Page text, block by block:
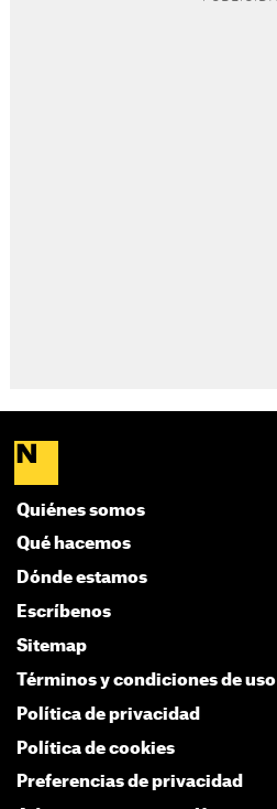
Quiénes somos
Qué hacemos
Dónde estamos
Escríbenos
Sitemap
Términos y condiciones de uso
Política de privacidad
Política de cookies
Preferencias de privacidad